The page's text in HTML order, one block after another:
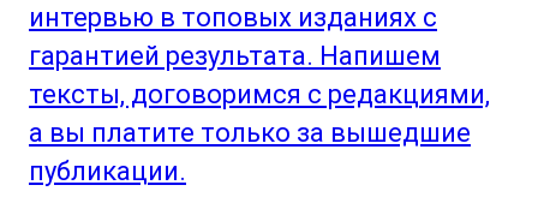
интервью в топовых изданиях с
гарантией результата. Напишем
тексты, договоримся с редакциями,
а вы платите только за вышедшие
публикации.